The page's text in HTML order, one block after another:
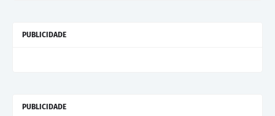
PUBLICIDADE
PUBLICIDADE